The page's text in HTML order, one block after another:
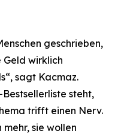
geschrieben,
wirklich
sagt Kacmaz.
Bestsellerliste steht,
trifft einen Nerv.
sie wollen